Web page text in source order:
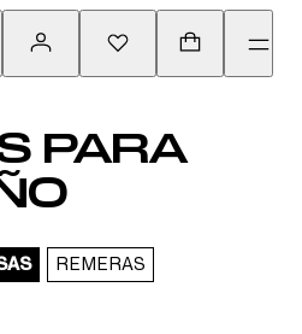
PARA
REMERAS